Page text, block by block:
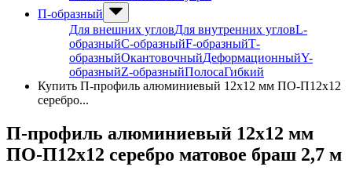
П-образный
Для внешних угловДля внутренних угловL-
образныйС-образныйF-образныйТ-
образныйОкантовочныйДеформационныйY-
образныйZ-образныйПолосаГибкий
Купить П-профиль алюминиевый 12х12 мм ПО-П12х12
серебро...
П-профиль алюминиевый 12х12 мм
ПО-П12х12 серебро матовое браш 2,7 м